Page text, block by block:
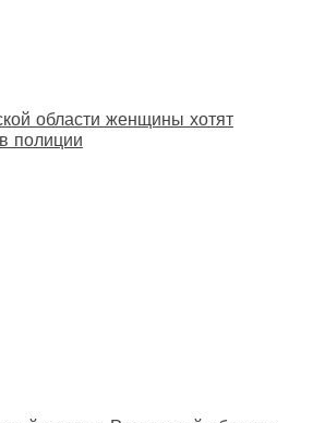
области женщины хотят
полиции